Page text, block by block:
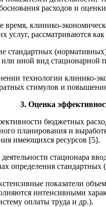
расходов и
время, клинико-
услуг, рассматриваются
стандартных
или иной вид стационарной
технологии клинико-
стимулов и
3. Оценка
бюджетных
планирования и
имеющихся ресурсов [5].
стационара
определения
показатели
интенсивными
оплаты труда и др.).